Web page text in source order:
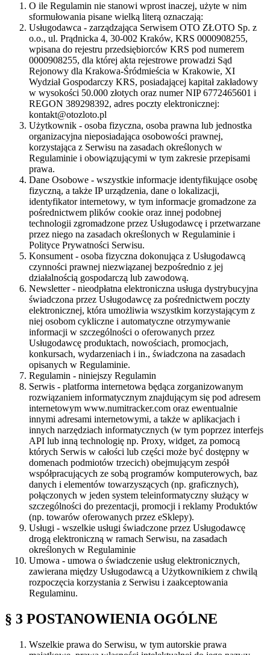
O ile Regulamin nie stanowi wprost inaczej, użyte w nim
sformułowania pisane wielką literą oznaczają:
Usługodawca - zarządzająca Serwisem OTO ZŁOTO Sp. z
o.o., ul. Prądnicka 4, 30-002 Kraków, KRS 0000908255,
wpisana do rejestru przedsiębiorców KRS pod numerem
0000908255, dla której akta rejestrowe prowadzi Sąd
Rejonowy dla Krakowa-Śródmieścia w Krakowie, XI
Wydział Gospodarczy KRS, posiadającej kapitał zakładowy
w wysokości 50.000 złotych oraz numer NIP 6772465601 i
REGON 389298392, adres poczty elektronicznej:
kontakt@otozloto.pl
Użytkownik - osoba fizyczna, osoba prawna lub jednostka
organizacyjna nieposiadająca osobowości prawnej,
korzystająca z Serwisu na zasadach określonych w
Regulaminie i obowiązującymi w tym zakresie przepisami
prawa.
Dane Osobowe - wszystkie informacje identyfikujące osobę
fizyczną, a także IP urządzenia, dane o lokalizacji,
identyfikator internetowy, w tym informacje gromadzone za
pośrednictwem plików cookie oraz innej podobnej
technologii zgromadzone przez Usługodawcę i przetwarzane
przez niego na zasadach określonych w Regulaminie i
Polityce Prywatności Serwisu.
Konsument- osoba fizyczna dokonująca z Usługodawcą
czynności prawnej niezwiązanej bezpośrednio z jej
działalnością gospodarczą lub zawodową.
Newsletter- nieodpłatna elektroniczna usługa dystrybucyjna
świadczona przez Usługodawcę za pośrednictwem poczty
elektronicznej, która umożliwia wszystkim korzystającym z
niej osobom cykliczne i automatyczne otrzymywanie
informacji w szczególności o oferowanych przez
Usługodawcę produktach, nowościach, promocjach,
konkursach, wydarzeniach i in., świadczona na zasadach
opisanych w Regulaminie.
Regulamin - niniejszy Regulamin
Serwis - platforma internetowa będąca zorganizowanym
rozwiązaniem informatycznym znajdującym się pod adresem
internetowym www.numitracker.com oraz ewentualnie
innymi adresami internetowymi, a także w aplikacjach i
innych narzędziach informatycznych (w tym poprzez interfejs
API lub inną technologię np. Proxy, widget, za pomocą
których Serwis w całości lub części może być dostępny w
domenach podmiotów trzecich) obejmującym zespół
współpracujących ze sobą programów komputerowych, baz
danych i elementów towarzyszących (np. graficznych),
połączonych w jeden system teleinformatyczny służący w
szczególności do prezentacji, promocji i reklamy Produktów
(np. towarów oferowanych przez eSklepy).
Usługi - wszelkie usługi świadczone przez Usługodawcę
drogą elektroniczną w ramach Serwisu, na zasadach
określonych w Regulaminie
Umowa - umowa o świadczenie usług elektronicznych,
zawierana między Usługodawcą a Użytkownikiem z chwilą
rozpoczęcia korzystania z Serwisu i zaakceptowania
Regulaminu.
§ 3 POSTANOWIENIA OGÓLNE
Wszelkie prawa do Serwisu, w tym autorskie prawa